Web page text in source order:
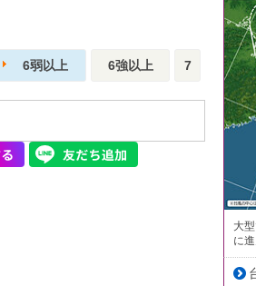
6弱以上 6強以上 7
大
に